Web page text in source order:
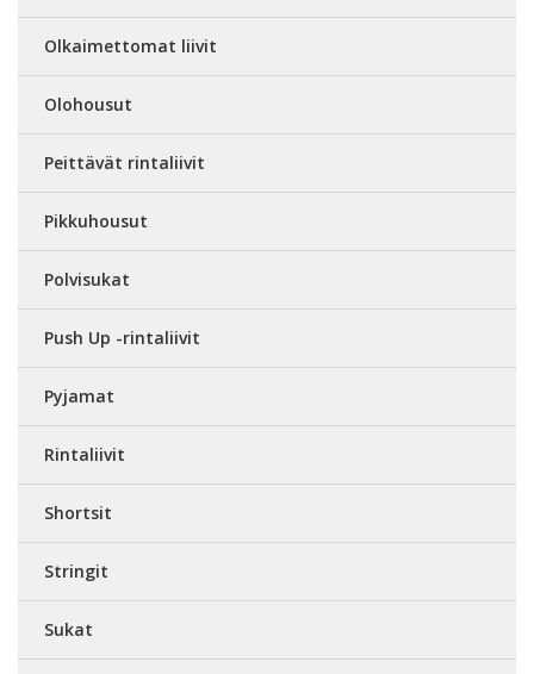
Olkaimettomat liivit
Olohousut
Peittävät rintaliivit
Pikkuhousut
Polvisukat
Push Up -rintaliivit
Pyjamat
Rintaliivit
Shortsit
Stringit
Sukat